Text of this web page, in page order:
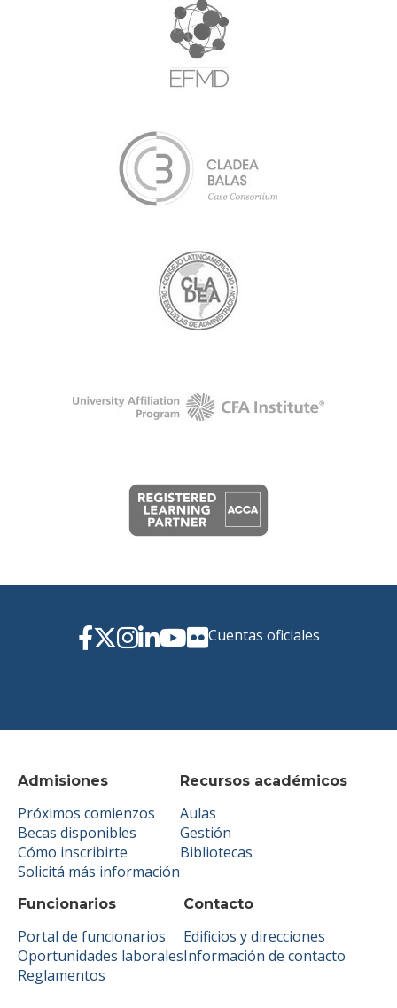
Admisiones
Próximos comienzos
Becas disponibles
Cómo inscribirte
Solicitá más información
Recursos académicos
Aulas
Gestión
Bibliotecas
Funcionarios
Portal de funcionarios
Oportunidades laborales
Reglamentos
Contacto
Edificios y direcciones
Información de contacto
Cuentas oficiales